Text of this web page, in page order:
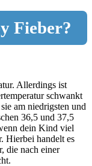
Fieber?
Allerdings ist
schwankt
am niedrigsten und
36,5 und 37,5
dein Kind viel
Hierbei handelt es
die nach einer